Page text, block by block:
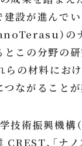
建設が進んで
）の
とこの分野の
らの材料にお
ながることが
技術振興機構
CREST、「ナ